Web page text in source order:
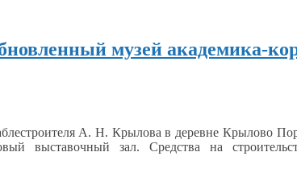
музей академика-
А. Н. Крылова в деревне Крылово
выставочный зал. Средства на